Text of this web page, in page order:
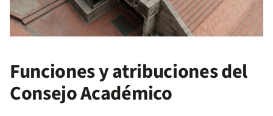
Funciones y atribuciones del
Consejo Académico